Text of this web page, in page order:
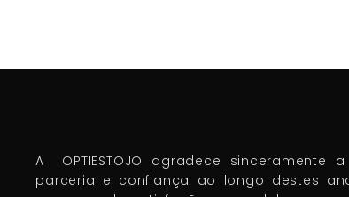
A OPTIESTOJO agradece sinceramente
parceria e confiança ao longo destes